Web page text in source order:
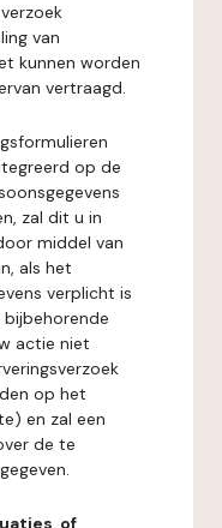
van
kunnen worden
vertraagd.
op de
zal dit u in
middel van
als het
verplicht is
actie niet
op het
en zal een
de te
of